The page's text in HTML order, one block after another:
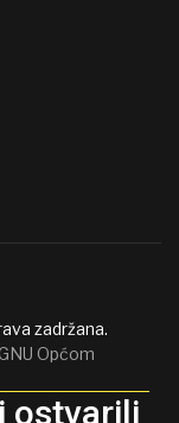
zadržana.
GNU Općom
ostvarili